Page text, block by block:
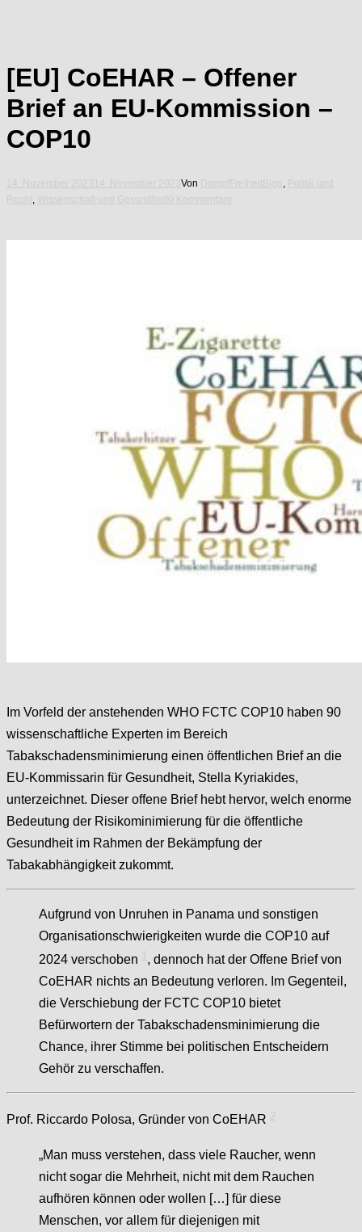
[EU] CoEHAR – Offener
Brief an EU-Kommission –
COP10
Von ,
,
Im Vorfeld der anstehenden WHO FCTC COP10 haben 90
wissenschaftliche Experten im Bereich
Tabakschadensminimierung einen öffentlichen Brief an die
EU-Kommissarin für Gesundheit, Stella Kyriakides,
unterzeichnet. Dieser offene Brief hebt hervor, welch enorme
Bedeutung der Risikominimierung für die öffentliche
Gesundheit im Rahmen der Bekämpfung der
Tabakabhängigkeit zukommt.
Aufgrund von Unruhen in Panama und sonstigen
Organisationschwierigkeiten wurde die COP10 auf
2024 verschoben
, dennoch hat der Offene Brief von
CoEHAR nichts an Bedeutung verloren. Im Gegenteil,
die Verschiebung der FCTC COP10 bietet
Befürwortern der Tabakschadensminimierung die
Chance, ihrer Stimme bei politischen Entscheidern
Gehör zu verschaffen.
Prof. Riccardo Polosa, Gründer von CoEHAR
„Man muss verstehen, dass viele Raucher, wenn
nicht sogar die Mehrheit, nicht mit dem Rauchen
aufhören können oder wollen […] für diese
Menschen, vor allem für diejenigen mit